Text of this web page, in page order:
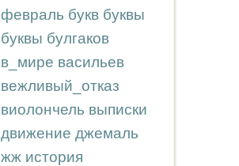
февраль букв буквы
буквы булгаков
в_мире васильев
вежливый_отказ
виолончель выписки
движение джемаль
жж история